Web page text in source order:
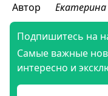
Автор
Подпишитесь на
Самые важные
интересно и